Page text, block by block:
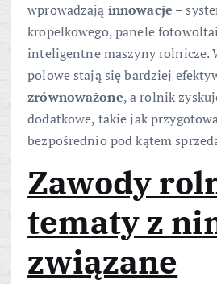
wprowadzają innowacje –
kropelkowego, panele
inteligentne maszyny rolnicze.
polowe stają się bardziej
zrównoważone, a rolnik
dodatkowe, takie jak
bezpośrednio pod kątem
Zawody
tematy z
związane